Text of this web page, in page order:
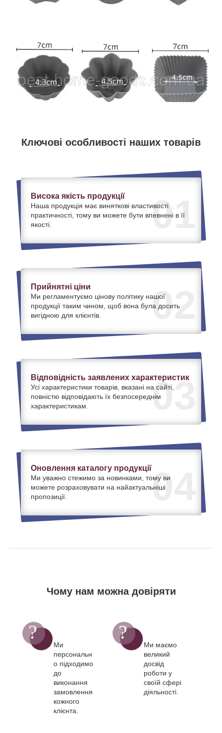
Ключові особливості наших товарів
01
Висока якість продукції
Наша продукція має виняткові властивості
практичності, тому ви можете бути впевнені в її
якості.
02
Прийнятні ціни
Ми регламентуємо цінову політику нашої
продукції таким чином, щоб вона була досить
вигідною для клієнтів.
03
Відповідність заявлених характеристик
Усі характеристики товарів, вказані на сайті,
повністю відповідають їх безпосереднім
характеристикам.
04
Оновлення каталогу продукції
Ми уважно стежимо за новинками, тому ви
можете розраховувати на найактуальніші
пропозиції.
Чому нам можна довіряти
Ми
персональн
о підходимо
до
виконання
замовлення
кожного
клієнта.
Ми маємо
великий
досвід
роботи у
своїй сфері
діяльності.